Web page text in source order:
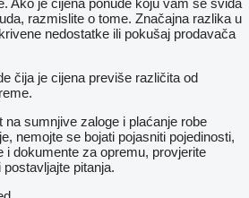
Ako je cijena ponude koju vam se sviđa
razmislite o tome. Značajna razlika u
nedostatke ili pokušaj prodavača
čija je cijena previše različita od
sumnjive zaloge i plaćanje robe
nemojte se bojati pojasniti pojedinosti,
i dokumente za opremu, provjerite
pitanja.